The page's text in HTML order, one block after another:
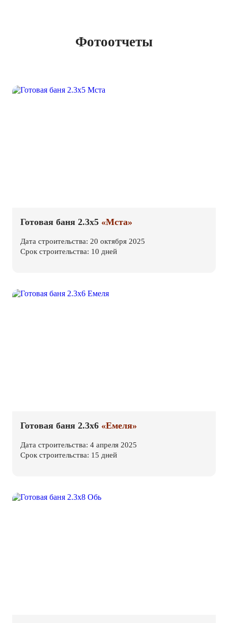
Фотоотчеты
Готовая баня 2.3х5 «Мста»
Дата строительства: 20 октября 2025
Срок строительства: 10 дней
Готовая баня 2.3х6 «Емеля»
Дата строительства: 4 апреля 2025
Срок строительства: 15 дней